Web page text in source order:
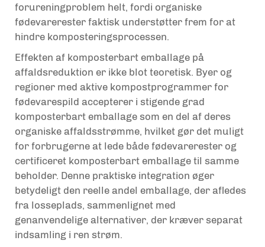
forureningproblem helt, fordi organiske
fødevarerester faktisk understøtter frem for at
hindre komposteringsprocessen.
Effekten af komposterbart emballage på
affaldsreduktion er ikke blot teoretisk. Byer og
regioner med aktive kompostprogrammer for
fødevarespild accepterer i stigende grad
komposterbart emballage som en del af deres
organiske affaldsstrømme, hvilket gør det muligt
for forbrugerne at lede både fødevarerester og
certificeret komposterbart emballage til samme
beholder. Denne praktiske integration øger
betydeligt den reelle andel emballage, der afledes
fra losseplads, sammenlignet med
genanvendelige alternativer, der kræver separat
indsamling i ren strøm.